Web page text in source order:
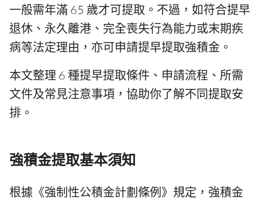
一般需年滿 65 歲才可提取。不過，如符合提早
退休、永久離港、完全喪失行為能力或末期疾
病等法定理由，亦可申請提早提取強積金。
本文整理 6 種提早提取條件、申請流程、所需
文件及常見注意事項，協助你了解不同提取安
排。
強積金提取基本須知
根據《強制性公積金計劃條例》規定，強積金